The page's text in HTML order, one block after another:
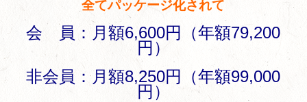
全てパッケージ化されて
会 員：月額6,600円（年額79,200
円）
非会員：月額8,250円（年額99,000
円）